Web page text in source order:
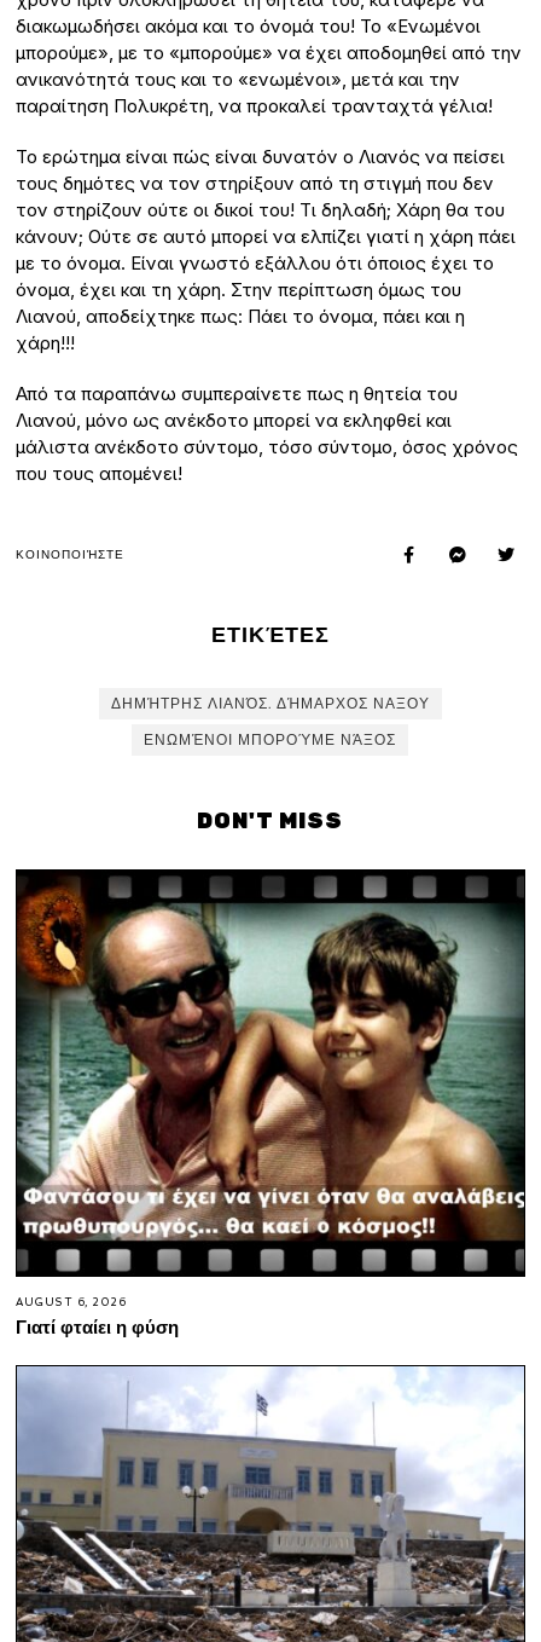
διακωμωδήσει ακόμα και το όνομά του! Το «Ενωμένοι
μπορούμε», με το «μπορούμε» να έχει αποδομηθεί από την
ανικανότητά τους και το «ενωμένοι», μετά και την
παραίτηση Πολυκρέτη, να προκαλεί τρανταχτά γέλια!
Το ερώτημα είναι πώς είναι δυνατόν ο Λιανός να πείσει
τους δημότες να τον στηρίξουν από τη στιγμή που δεν
τον στηρίζουν ούτε οι δικοί του! Τι δηλαδή; Χάρη θα του
κάνουν; Ούτε σε αυτό μπορεί να ελπίζει γιατί η χάρη πάει
με το όνομα. Είναι γνωστό εξάλλου ότι όποιος έχει το
όνομα, έχει και τη χάρη. Στην περίπτωση όμως του
Λιανού, αποδείχτηκε πως: Πάει το όνομα, πάει και η
χάρη!!!
Από τα παραπάνω συμπεραίνετε πως η θητεία του
Λιανού, μόνο ως ανέκδοτο μπορεί να εκληφθεί και
μάλιστα ανέκδοτο σύντομο, τόσο σύντομο, όσος χρόνος
που τους απομένει!
ΚΟΙΝΟΠΟΙΉΣΤΕ
ΕΤΙΚΈΤΕΣ
ΔΗΜΉΤΡΗΣ ΛΙΑΝΌΣ. ΔΉΜΑΡΧΟΣ ΝΑΞΟΥ
ΕΝΩΜΈΝΟΙ ΜΠΟΡΟΎΜΕ ΝΆΞΟΣ
DON'T MISS
AUGUST 6, 2026
Γιατί φταίει η φύση